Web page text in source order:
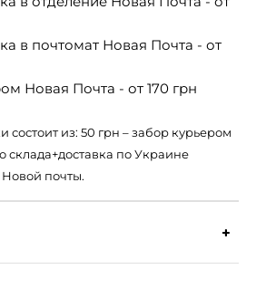
в почтомат Новая Почта - от
Новая Почта - от 170 грн
состоит из: 50 грн – забор курьером
склада+доставка по Украине
почты.